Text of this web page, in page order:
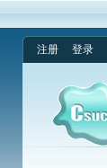
注册 登录